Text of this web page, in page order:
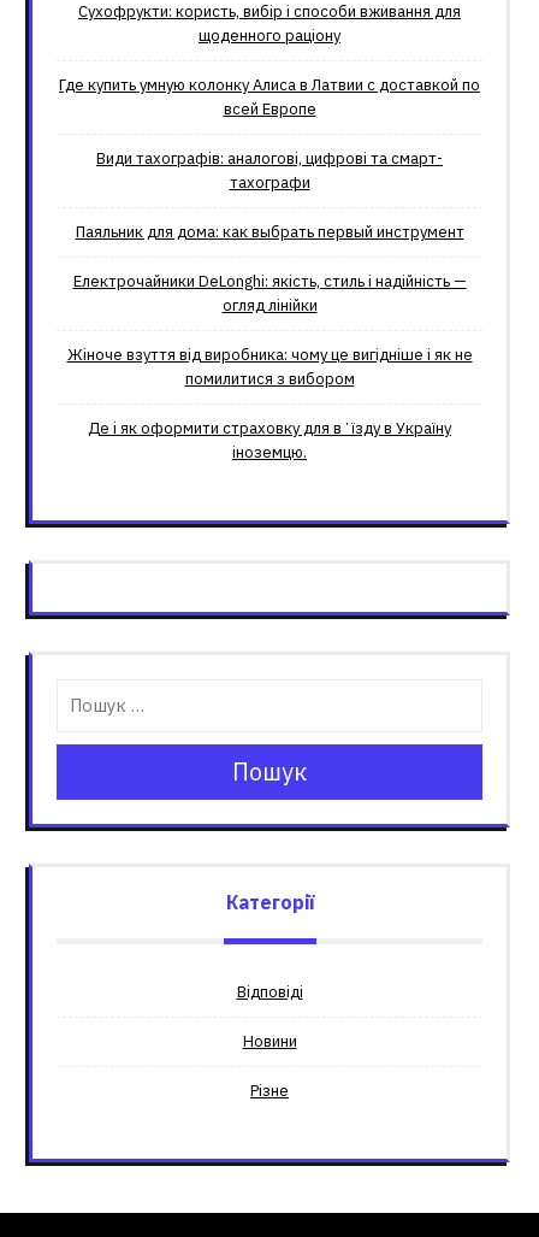
Сухофрукти: користь, вибір і способи вживання для
щоденного раціону
Где купить умную колонку Алиса в Латвии с доставкой по
всей Европе
Види тахографів: аналогові, цифрові та смарт-
тахографи
Паяльник для дома: как выбрать первый инструмент
Електрочайники DeLonghi: якість, стиль і надійність —
огляд лінійки
Жіноче взуття від виробника: чому це вигідніше і як не
помилитися з вибором
Де і як оформити страховку для вʼїзду в Україну
іноземцю.
Пошук
Категорії
Відповіді
Новини
Різне